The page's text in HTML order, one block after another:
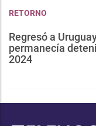
RETORNO
Regresó a
permanecía
2024